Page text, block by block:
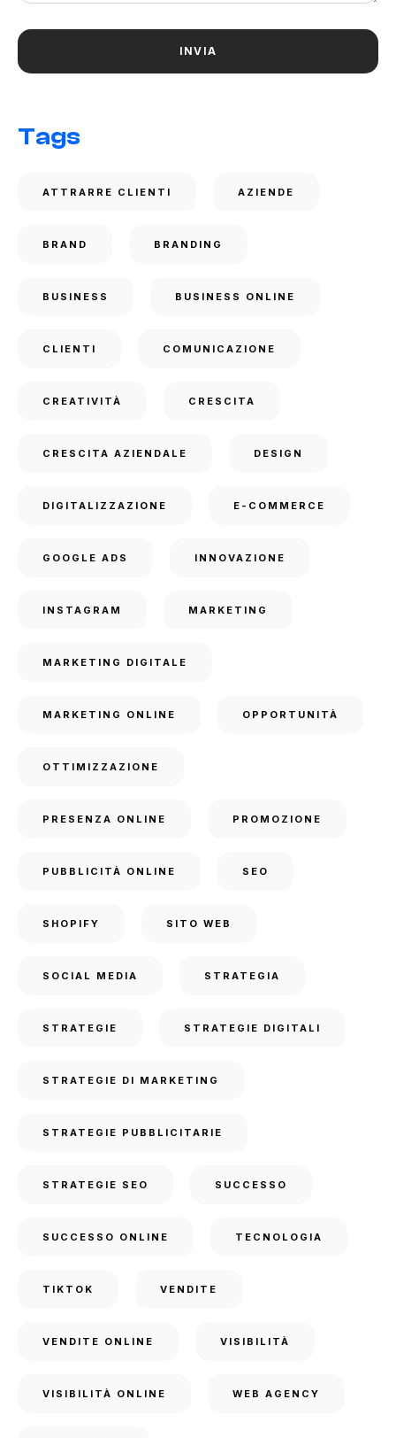
Tags
ATTRARRE CLIENTI AZIENDE
BRAND BRANDING
BUSINESS BUSINESS ONLINE
CLIENTI COMUNICAZIONE
CREATIVITÀ CRESCITA
CRESCITA AZIENDALE DESIGN
DIGITALIZZAZIONE E-COMMERCE
GOOGLE ADS INNOVAZIONE
INSTAGRAM MARKETING
MARKETING DIGITALE
MARKETING ONLINE OPPORTUNITÀ
OTTIMIZZAZIONE
PRESENZA ONLINE PROMOZIONE
PUBBLICITÀ ONLINE SEO
SHOPIFY SITO WEB
SOCIAL MEDIA STRATEGIA
STRATEGIE STRATEGIE DIGITALI
STRATEGIE DI MARKETING
STRATEGIE PUBBLICITARIE
STRATEGIE SEO SUCCESSO
SUCCESSO ONLINE TECNOLOGIA
TIKTOK VENDITE
VENDITE ONLINE VISIBILITÀ
VISIBILITÀ ONLINE WEB AGENCY